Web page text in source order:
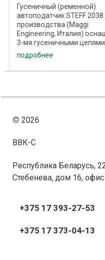
Гусеничный (ременной)
автоподатчик STEFF 2038
производства (Maggi
Engineering, Италия)
3-мя гусеничными цепями
(ремнями). Гусеница
перемещаются с
алюминиевых роликов
60 мм. В ...
подробнее
© 2026
ВВК-С
Республика Беларусь,
Стебенева, дом 16, офис
+375 17 393-27-53
+375 17 373-04-13